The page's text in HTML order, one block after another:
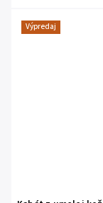
Výpredaj